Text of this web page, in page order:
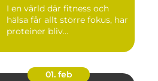
I en värld där fitness och
hälsa får allt större fokus, har
proteiner bliv...
01. feb